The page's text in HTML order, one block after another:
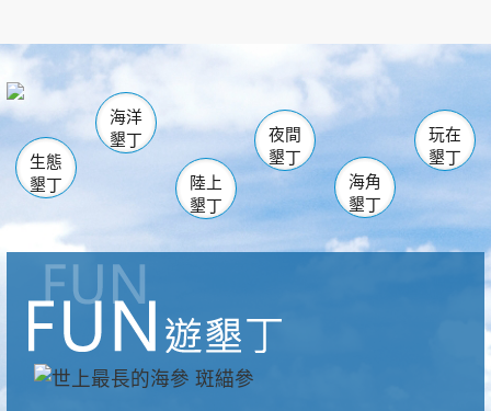
南仁湖
海生館
恆春 佳樂水
龍鑾潭自然中心 森林遊樂區
瓊麻館
關山 墾管處遊客中心
社頂公園 風吹沙
船帆石
白砂 龍磐公園
香蕉灣
砂島
鵝鑾鼻
生態
墾丁
海洋
墾丁
陸上
墾丁
夜間
墾丁
海角
墾丁
玩在
墾丁